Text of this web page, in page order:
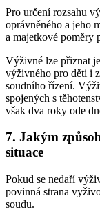
Pro určení rozsahu
oprávněného a jeho
a majetkové poměry
Výživné lze přiznat
výživného pro děti i
soudního řízení.
spojených s
však dva roky ode
7. Jakým
situace
Pokud se nedaří
povinná strana
soudu.